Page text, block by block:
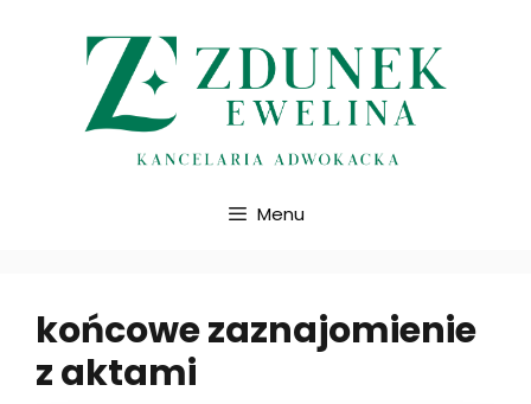
Menu
końcowe zaznajomienie
z aktami